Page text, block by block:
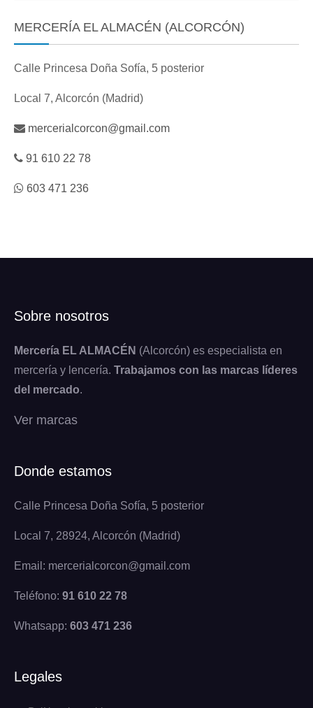
MERCERÍA EL ALMACÉN (ALCORCÓN)
Calle Princesa Doña Sofía, 5 posterior
Local 7, Alcorcón (Madrid)
mercerialcorcon@gmail.com
91 610 22 78
603 471 236
Sobre nosotros
Mercería EL ALMACÉN (Alcorcón) es especialista en
mercería y lencería. Trabajamos con las marcas líderes
del mercado.
Ver marcas
Donde estamos
Calle Princesa Doña Sofía, 5 posterior
Local 7, 28924, Alcorcón (Madrid)
Email: mercerialcorcon@gmail.com
Teléfono: 91 610 22 78
Whatsapp: 603 471 236
Legales